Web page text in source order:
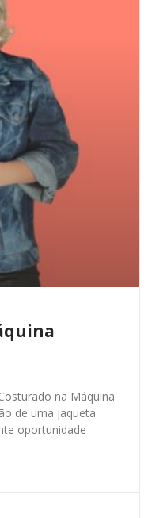
na Máquina
de uma jaqueta
oportunidade